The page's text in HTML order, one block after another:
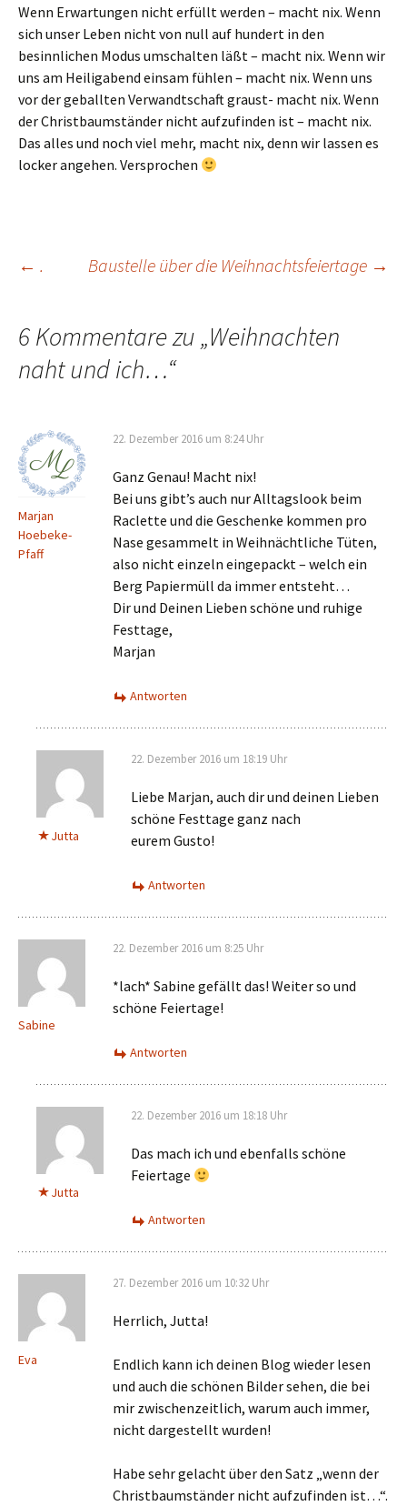
Wenn Erwartungen nicht erfüllt werden – macht nix. Wenn
sich unser Leben nicht von null auf hundert in den
besinnlichen Modus umschalten läßt – macht nix. Wenn wir
uns am Heiligabend einsam fühlen – macht nix. Wenn uns
vor der geballten Verwandtschaft graust- macht nix. Wenn
der Christbaumständer nicht aufzufinden ist – macht nix.
Das alles und noch viel mehr, macht nix, denn wir lassen es
locker angehen. Versprochen
Beitragsnavigation
← . Baustelle über die Weihnachtsfeiertage →
6 Kommentare zu „Weihnachten
naht und ich…“
Marjan
Hoebeke-
Pfaff
22. Dezember 2016 um 8:24 Uhr
Ganz Genau! Macht nix!
Bei uns gibt’s auch nur Alltagslook beim
Raclette und die Geschenke kommen pro
Nase gesammelt in Weihnächtliche Tüten,
also nicht einzeln eingepackt – welch ein
Berg Papiermüll da immer entsteht…
Dir und Deinen Lieben schöne und ruhige
Festtage,
Marjan
Antworten
Jutta
22. Dezember 2016 um 18:19 Uhr
Liebe Marjan, auch dir und deinen Lieben
schöne Festtage ganz nach
eurem Gusto!
Antworten
Sabine
22. Dezember 2016 um 8:25 Uhr
*lach* Sabine gefällt das! Weiter so und
schöne Feiertage!
Antworten
Jutta
22. Dezember 2016 um 18:18 Uhr
Das mach ich und ebenfalls schöne
Feiertage
Antworten
Eva
27. Dezember 2016 um 10:32 Uhr
Herrlich, Jutta!
Endlich kann ich deinen Blog wieder lesen
und auch die schönen Bilder sehen, die bei
mir zwischenzeitlich, warum auch immer,
nicht dargestellt wurden!
Habe sehr gelacht über den Satz „wenn der
Christbaumständer nicht aufzufinden ist…“.